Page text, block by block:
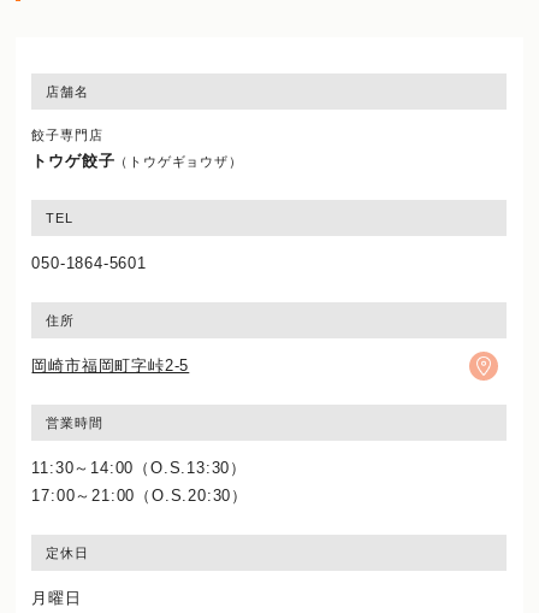
店舗名
餃子専門店
トウゲ餃子 （トウゲギョウザ）
TEL
050-1864-5601
住所
岡崎市福岡町字峠2-5
営業時間
11:30～14:00（O.S.13:30）
17:00～21:00（O.S.20:30）
定休日
月曜日